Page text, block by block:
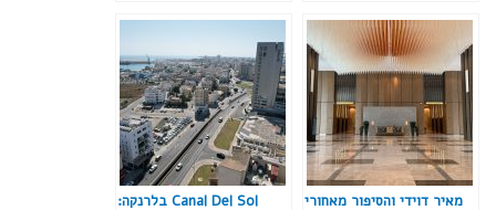
מאיר דוידי והסיפור מאחורי
Canal Del Sol בלרנקה: